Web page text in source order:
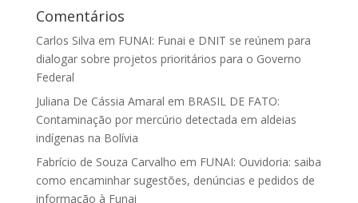
Comentários
Carlos Silva em FUNAI: Funai e DNIT se reúnem para
dialogar sobre projetos prioritários para o Governo
Federal
Juliana De Cássia Amaral em BRASIL DE FATO:
Contaminação por mercúrio detectada em aldeias
indígenas na Bolívia
Fabrício de Souza Carvalho em FUNAI: Ouvidoria: saiba
como encaminhar sugestões, denúncias e pedidos de
informação à Funai